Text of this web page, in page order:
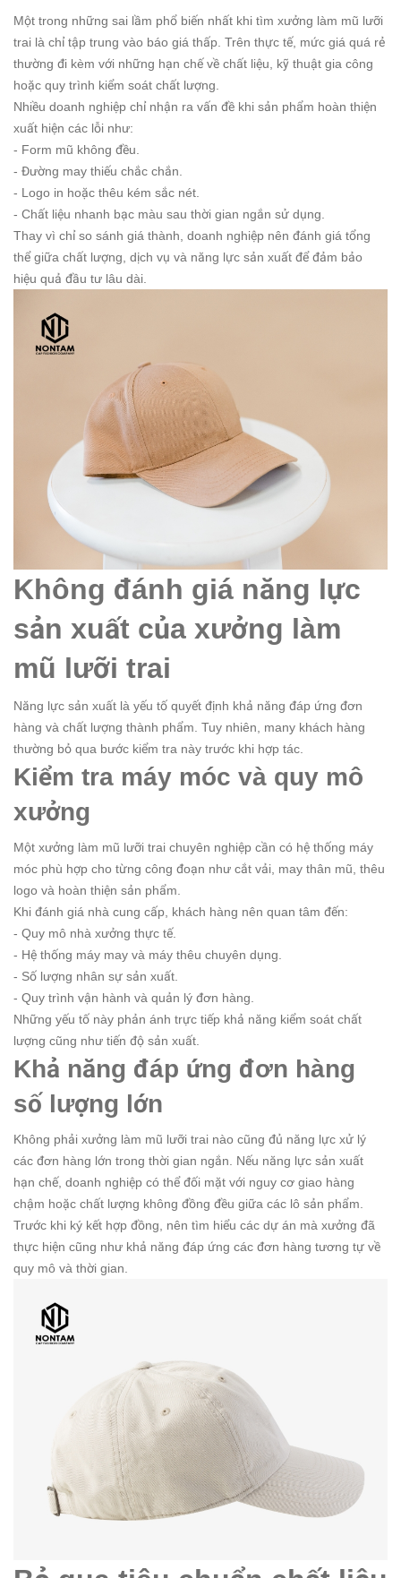
Một trong những sai lầm phổ biến nhất khi tìm xưởng làm mũ lưỡi
trai là chỉ tập trung vào báo giá thấp. Trên thực tế, mức giá quá rẻ
thường đi kèm với những hạn chế về chất liệu, kỹ thuật gia công
hoặc quy trình kiểm soát chất lượng.
Nhiều doanh nghiệp chỉ nhận ra vấn đề khi sản phẩm hoàn thiện
xuất hiện các lỗi như:
- Form mũ không đều.
- Đường may thiếu chắc chắn.
- Logo in hoặc thêu kém sắc nét.
- Chất liệu nhanh bạc màu sau thời gian ngắn sử dụng.
Thay vì chỉ so sánh giá thành, doanh nghiệp nên đánh giá tổng
thể giữa chất lượng, dịch vụ và năng lực sản xuất để đảm bảo
hiệu quả đầu tư lâu dài.
Không đánh giá năng lực
sản xuất của xưởng làm
mũ lưỡi trai
Năng lực sản xuất là yếu tố quyết định khả năng đáp ứng đơn
hàng và chất lượng thành phẩm. Tuy nhiên, many khách hàng
thường bỏ qua bước kiểm tra này trước khi hợp tác.
Kiểm tra máy móc và quy mô
xưởng
Một xưởng làm mũ lưỡi trai chuyên nghiệp cần có hệ thống máy
móc phù hợp cho từng công đoạn như cắt vải, may thân mũ, thêu
logo và hoàn thiện sản phẩm.
Khi đánh giá nhà cung cấp, khách hàng nên quan tâm đến:
- Quy mô nhà xưởng thực tế.
- Hệ thống máy may và máy thêu chuyên dụng.
- Số lượng nhân sự sản xuất.
- Quy trình vận hành và quản lý đơn hàng.
Những yếu tố này phản ánh trực tiếp khả năng kiểm soát chất
lượng cũng như tiến độ sản xuất.
Khả năng đáp ứng đơn hàng
số lượng lớn
Không phải xưởng làm mũ lưỡi trai nào cũng đủ năng lực xử lý
các đơn hàng lớn trong thời gian ngắn. Nếu năng lực sản xuất
hạn chế, doanh nghiệp có thể đối mặt với nguy cơ giao hàng
chậm hoặc chất lượng không đồng đều giữa các lô sản phẩm.
Trước khi ký kết hợp đồng, nên tìm hiểu các dự án mà xưởng đã
thực hiện cũng như khả năng đáp ứng các đơn hàng tương tự về
quy mô và thời gian.